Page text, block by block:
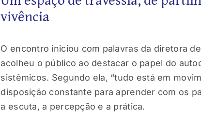
vivência
O encontro iniciou com palavras da diretora
acolheu o público ao destacar o papel do
sistêmicos. Segundo ela, “tudo está em
disposição constante para aprender com os
a escuta, a percepção e a prática.